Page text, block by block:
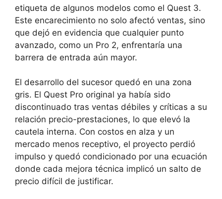
etiqueta de algunos modelos como el Quest 3.
Este encarecimiento no solo afectó ventas, sino
que dejó en evidencia que cualquier punto
avanzado, como un Pro 2, enfrentaría una
barrera de entrada aún mayor.
El desarrollo del sucesor quedó en una zona
gris. El Quest Pro original ya había sido
discontinuado tras ventas débiles y críticas a su
relación precio-prestaciones, lo que elevó la
cautela interna. Con costos en alza y un
mercado menos receptivo, el proyecto perdió
impulso y quedó condicionado por una ecuación
donde cada mejora técnica implicó un salto de
precio difícil de justificar.